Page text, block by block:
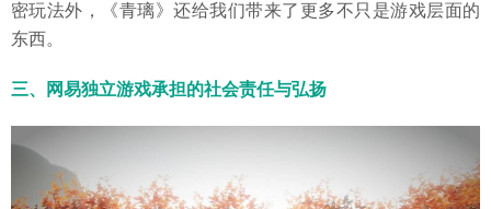
密玩法外，《青璃》还给我们带来了更多不只是游戏层面的
东西。
三、网易独立游戏承担的社会责任与弘扬